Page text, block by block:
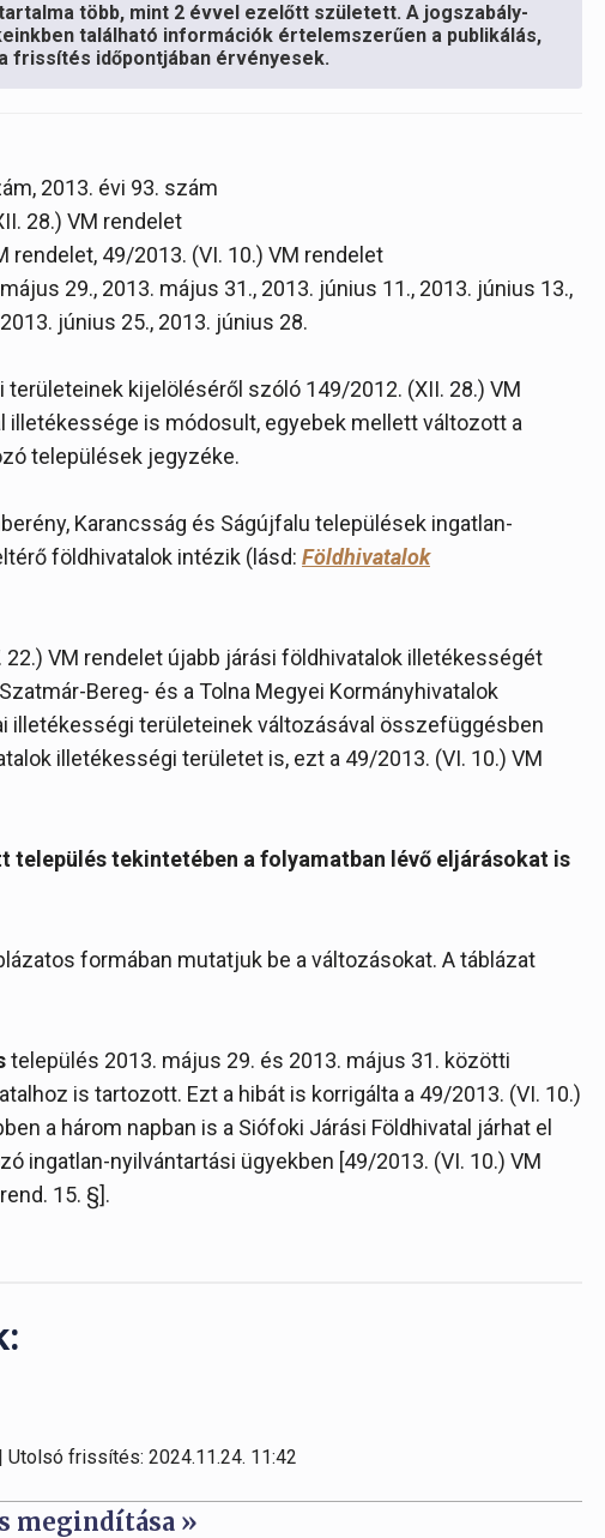
több, mint 2 évvel ezelőtt született. A jogszabály-
található információk értelemszerűen a publikálás,
frissítés időpontjában érvényesek.
2013. évi 93. szám
28.) VM rendelet
rendelet, 49/2013. (VI. 10.) VM rendelet
29., 2013. május 31., 2013. június 11., 2013. június 13.,
június 25., 2013. június 28.
kijelöléséről szóló 149/2012. (XII. 28.) VM
illetékessége is módosult, egyebek mellett változott a
települések jegyzéke.
Karancsság és Ságújfalu települések ingatlan-
földhivatalok intézik (lásd: Földhivatalok
22.) VM rendelet újabb járási földhivatalok illetékességét
Bereg- és a Tolna Megyei Kormányhivatalok
illetékességi területeinek változásával összefüggésben
illetékességi területet is, ezt a 49/2013. (VI. 10.) VM
település tekintetében a folyamatban lévő eljárásokat is
formában mutatjuk be a változásokat. A táblázat
település 2013. május 29. és 2013. május 31. közötti
is tartozott. Ezt a hibát is korrigálta a 49/2013. (VI. 10.)
a három napban is a Siófoki Járási Földhivatal járhat el
ingatlan-nyilvántartási ügyekben [49/2013. (VI. 10.) VM
15. §].
Utolsó frissítés: 2024.11.24. 11:42
megindítása »